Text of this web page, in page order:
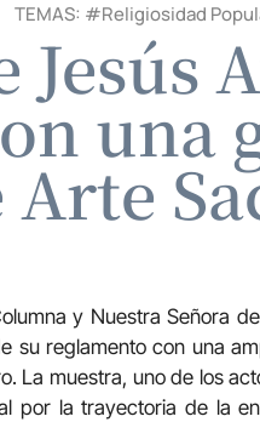
TEMAS: #Religiosidad
una
Arte
y Nuestra Señora
su reglamento con una
La muestra, uno de los
por la trayectoria de la